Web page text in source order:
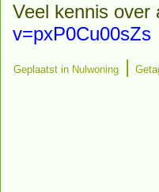
Veel kennis over
v=pxP0Cu00sZs
Geplaatst in Nulwoning |